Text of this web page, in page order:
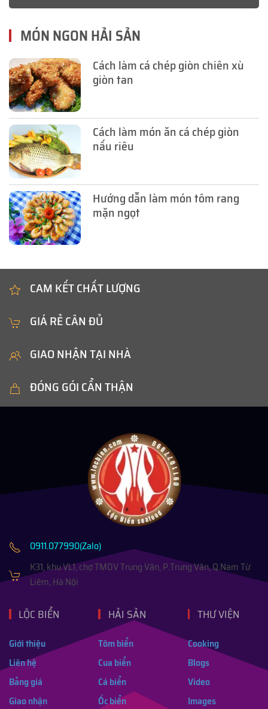
MÓN NGON HẢI SẢN
Cách làm cá chép giòn chiên xù
giòn tan
Cách làm món ăn cá chép giòn
nấu riêu
Hướng dẫn làm món tôm rang
mặn ngọt
CAM KẾT CHẤT LƯỢNG
GIÁ RẺ CÂN ĐỦ
GIAO NHẬN TẠI NHÀ
ĐÓNG GÓI CẨN THẬN
0911.077990(Zalo)
K31, khu VL1, chợ TMDV Trung Văn, P.Trung Văn, Q.Nam Từ
Liêm, Hà Nội
LỘC BIỂN
Giới thiệu
Liên hệ
Bảng giá
Giao nhận
HẢI SẢN
Tôm biển
Cua biển
Cá biển
Ốc biển
THƯ VIỆN
Cooking
Blogs
Video
Images